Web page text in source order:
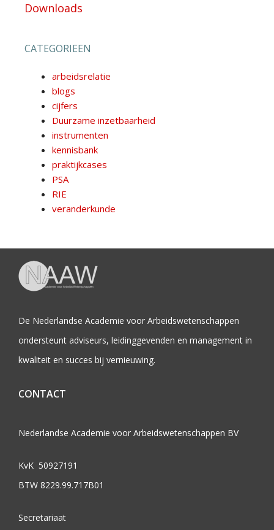
Downloads
CATEGORIEEN
arbeidsrelatie
blogs
cijfers
Duurzame inzetbaarheid
instrumenten
kennisbank
praktijkcases
PSA
RIE
veranderkunde
De Nederlandse Academie voor Arbeidswetenschappen
ondersteunt adviseurs, leidinggevenden en management in
kwaliteit en succes bij vernieuwing.
CONTACT
Nederlandse Academie voor Arbeidswetenschappen BV
KvK 50927191
BTW 8229.99.717B01
Secretariaat